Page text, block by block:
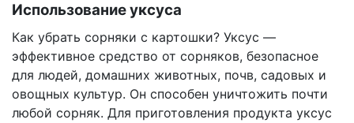
Использование уксуса
Как убрать сорняки с картошки? Уксус —
эффективное средство от сорняков, безопасное
для людей, домашних животных, почв, садовых и
овощных культур. Он способен уничтожить почти
любой сорняк. Для приготовления продукта уксус